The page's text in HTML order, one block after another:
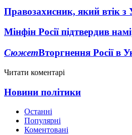
Правозахисник, який втік з
Мінфін Росії підтвердив
СюжетВторгнення Росії в
Читати коментарі
Новини політики
Останні
Популярні
Коментовані